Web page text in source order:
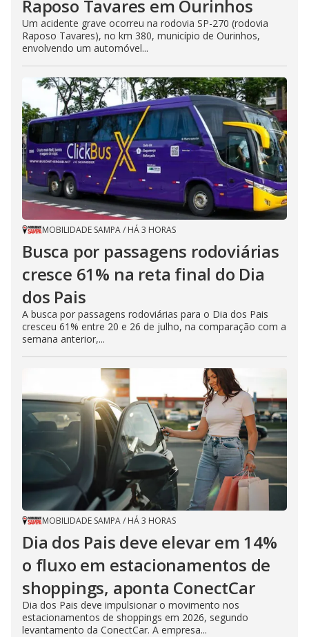
Raposo Tavares em Ourinhos
Um acidente grave ocorreu na rodovia SP-270 (rodovia
Raposo Tavares), no km 380, município de Ourinhos,
envolvendo um automóvel...
MOBILIDADE SAMPA/ HÁ 3 HORAS
Busca por passagens rodoviárias
cresce 61% na reta final do Dia
dos Pais
A busca por passagens rodoviárias para o Dia dos Pais
cresceu 61% entre 20 e 26 de julho, na comparação com a
semana anterior,...
MOBILIDADE SAMPA/ HÁ 3 HORAS
Dia dos Pais deve elevar em 14%
o fluxo em estacionamentos de
shoppings, aponta ConectCar
Dia dos Pais deve impulsionar o movimento nos
estacionamentos de shoppings em 2026, segundo
levantamento da ConectCar. A empresa...